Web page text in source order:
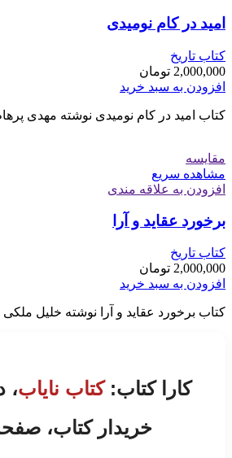
امید در کام نومیدی
کتاب تاریخ
2,000,000 تومان
افزودن به سبد خرید
کتاب امید در کام نومیدی نوشته مهدی
مقایسه
مشاهده سریع
افزودن به علاقه مندی
برخورد عقاید و آرا
کتاب تاریخ
2,000,000 تومان
افزودن به سبد خرید
کتاب برخورد عقاید و آرا نوشته خلیل ملکی
کارا کتاب:کتاب نایاب،
خریدار کتاب،